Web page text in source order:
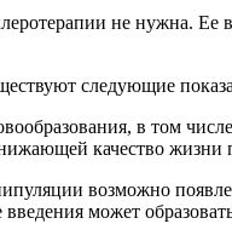
не нужна.
следующие
в том
качество жизни
возможно
может